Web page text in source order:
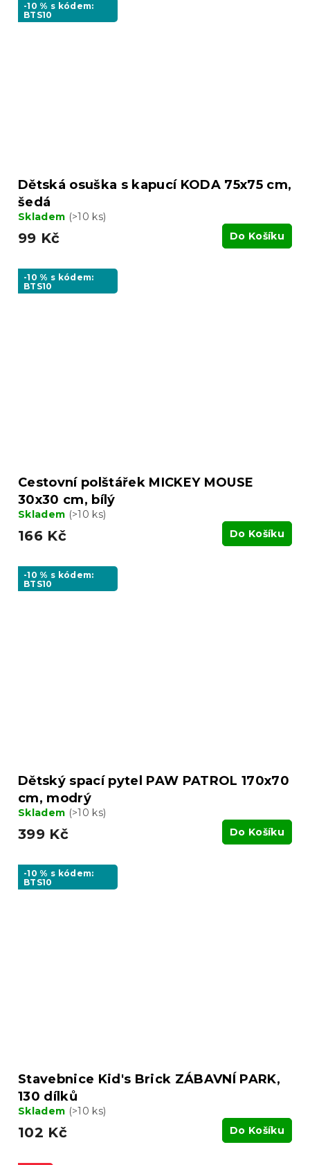
-10 % s kódem:
BTS10
Dětská osuška s kapucí KODA 75x75 cm,
šedá
Skladem (>10 ks)
99 Kč Do Košíku
-10 % s kódem:
BTS10
Cestovní polštářek MICKEY MOUSE
30x30 cm, bílý
Skladem (>10 ks)
166 Kč Do Košíku
-10 % s kódem:
BTS10
Dětský spací pytel PAW PATROL 170x70
cm, modrý
Skladem (>10 ks)
399 Kč Do Košíku
-10 % s kódem:
BTS10
Stavebnice Kid's Brick ZÁBAVNÍ PARK,
130 dílků
Skladem (>10 ks)
102 Kč Do Košíku